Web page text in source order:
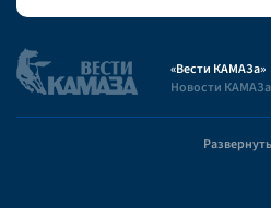
«Вести КАМАЗа»
Новости
Развернуть